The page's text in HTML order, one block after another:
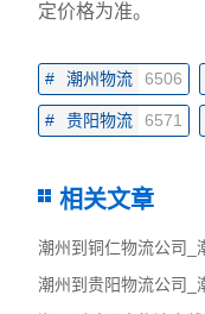
定价格为准。
# 潮州物流 6506
# 贵阳物流 6571
相关文章